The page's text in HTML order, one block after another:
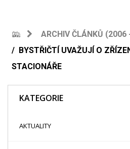
ARCHIV ČLÁNKŮ (2006
BYSTŘIČTÍ UVAŽUJÍ O
STACIONÁŘE
KATEGORIE
AKTUALITY